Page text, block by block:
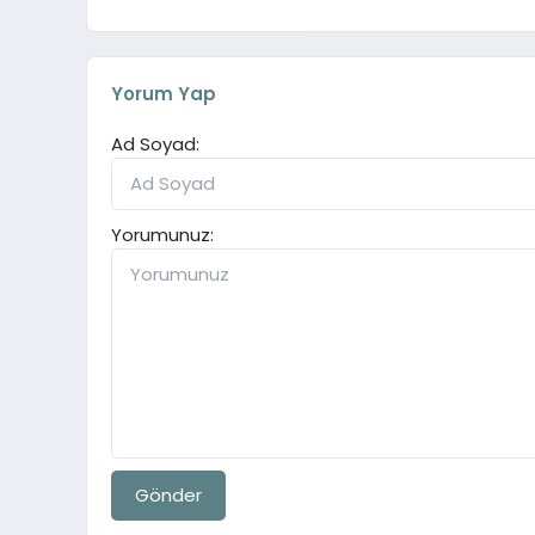
Yorum Yap
Ad Soyad:
Yorumunuz:
Gönder